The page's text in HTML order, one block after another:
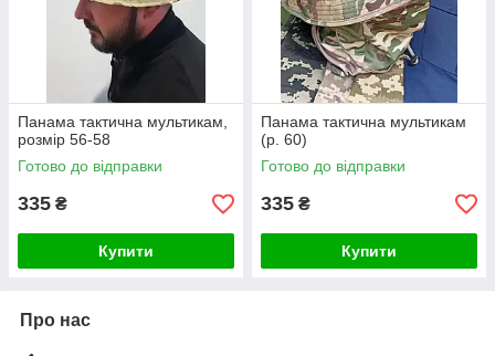
Панама тактична мультикам,
розмір 56-58
Готово до відправки
335 ₴
Купити
Панама тактична мультикам
(р. 60)
Готово до відправки
335 ₴
Купити
Про нас